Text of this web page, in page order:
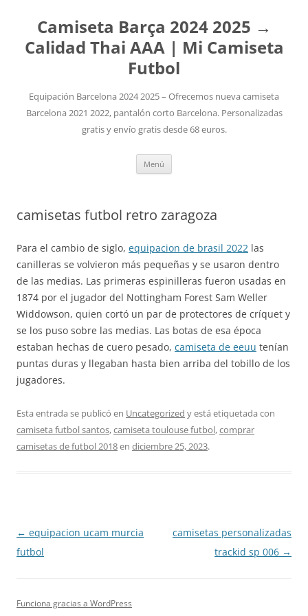
Camiseta Barça 2024 2025 →
Calidad Thai AAA | Mi Camiseta
Futbol
Equipación Barcelona 2024 2025 – Ofrecemos nueva camiseta
Barcelona 2021 2022, pantalón corto Barcelona. Personalizadas
gratis y envío gratis desde 68 euros.
Menú
camisetas futbol retro zaragoza
Para el cambio de siglo, equipacion de brasil 2022 las
canilleras se volvieron más pequeñas y se usaron dentro
de las medias. Las primeras espinilleras fueron usadas en
1874 por el jugador del Nottingham Forest Sam Weller
Widdowson, quien cortó un par de protectores de críquet y
se los puso sobre las medias. Las botas de esa época
estaban hechas de cuero pesado, camiseta de eeuu tenían
puntas duras y llegaban hasta bien arriba del tobillo de los
jugadores.
Esta entrada se publicó en Uncategorized y está etiquetada con
camiseta futbol santos,camiseta toulouse futbol,comprar
camisetas de futbol 2018en diciembre 25, 2023.
Navegación
de
← equipacion ucam murcia
futbol
camisetas personalizadas
trackid sp 006 →
Funciona gracias a WordPress